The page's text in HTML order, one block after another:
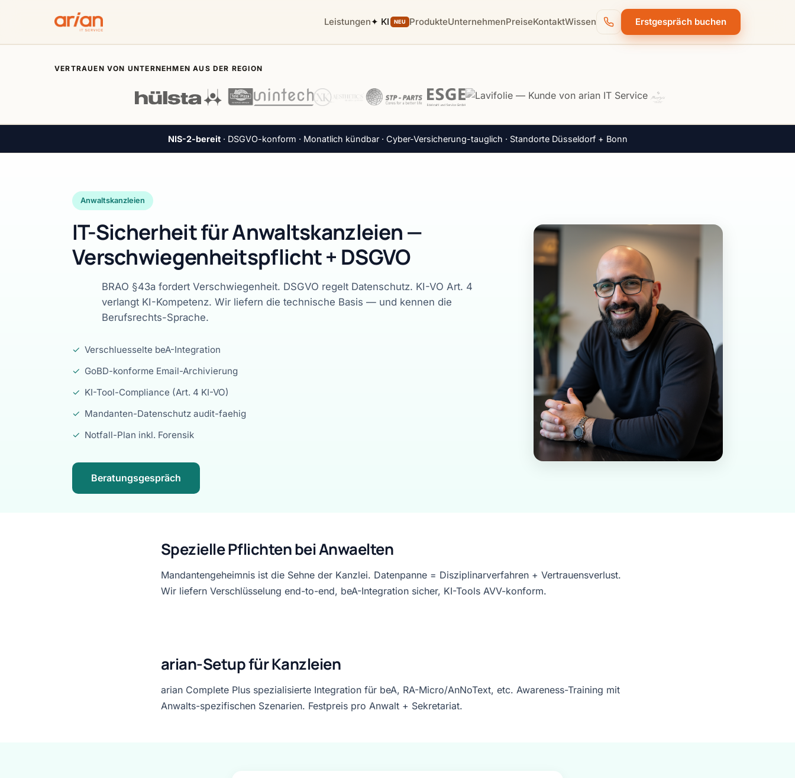
Leistungen✦ KI NEU ProdukteUnternehmenPreiseKontaktWissen Erstgespräch buchen
VERTRAUEN VON UNTERNEHMEN AUS DER REGION
NIS-2-bereit· DSGVO-konform · Monatlich kündbar · Cyber-Versicherung-tauglich · Standorte Düsseldorf + Bonn
Anwaltskanzleien
IT-Sicherheit für Anwaltskanzleien —
Verschwiegenheitspflicht + DSGVO
BRAO §43a fordert Verschwiegenheit. DSGVO regelt Datenschutz. KI-VO Art. 4
verlangt KI-Kompetenz. Wir liefern die technische Basis — und kennen die
Berufsrechts-Sprache.
✓ Verschluesselte beA-Integration
✓ GoBD-konforme Email-Archivierung
✓ KI-Tool-Compliance (Art. 4 KI-VO)
✓ Mandanten-Datenschutz audit-faehig
✓ Notfall-Plan inkl. Forensik
Beratungsgespräch
Spezielle Pflichten bei Anwaelten
Mandantengeheimnis ist die Sehne der Kanzlei. Datenpanne = Disziplinarverfahren + Vertrauensverlust.
Wir liefern Verschlüsselung end-to-end, beA-Integration sicher, KI-Tools AVV-konform.
arian-Setup für Kanzleien
arian Complete Plus spezialisierte Integration für beA, RA-Micro/AnNoText, etc. Awareness-Training mit
Anwalts-spezifischen Szenarien. Festpreis pro Anwalt + Sekretariat.